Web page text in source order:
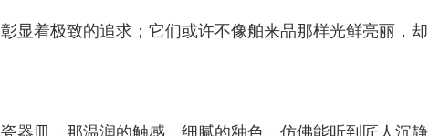
显着极致的追求；它们或许不像舶来品那样光鲜亮丽，却
器皿，那温润的触感，细腻的釉色，仿佛能听到匠人沉静